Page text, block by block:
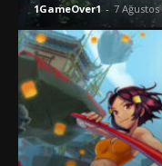
1GameOver1 - 7 Ağustos